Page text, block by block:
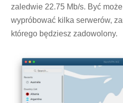
zaledwie 22.75 Mb/s. Być
wypróbować kilka serwerów,
którego będziesz zadowolony.